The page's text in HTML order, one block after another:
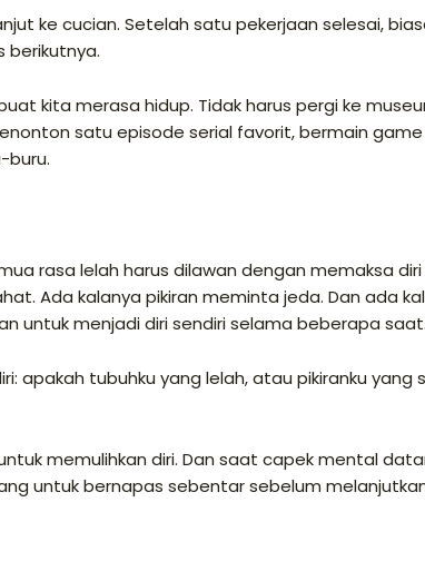
ke cucian. Setelah satu pekerjaan selesai,
berikutnya.
kita merasa hidup. Tidak harus pergi ke
satu episode serial favorit, bermain game
buru.
rasa lelah harus dilawan dengan memaksa diri
Ada kalanya pikiran meminta jeda. Dan ada
untuk menjadi diri sendiri selama beberapa saat.
apakah tubuhku yang lelah, atau pikiranku yang
memulihkan diri. Dan saat capek mental
untuk bernapas sebentar sebelum